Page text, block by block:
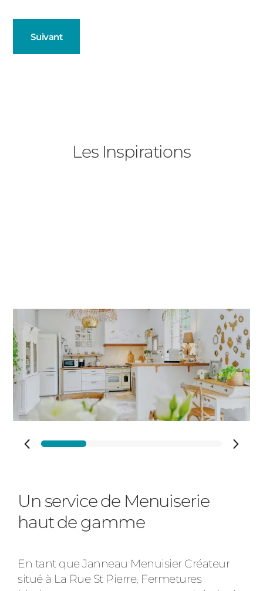
Suivant
Porte d'entrée
Cloture
Portail
Précédent
Vos disponibilités
Adresse des travaux
Code Postal des travaux
Ville des travaux
Les Inspirations
Un service de Menuiserie
haut de gamme
En tant que Janneau Menuisier Créateur
situé à La Rue St Pierre, Fermetures